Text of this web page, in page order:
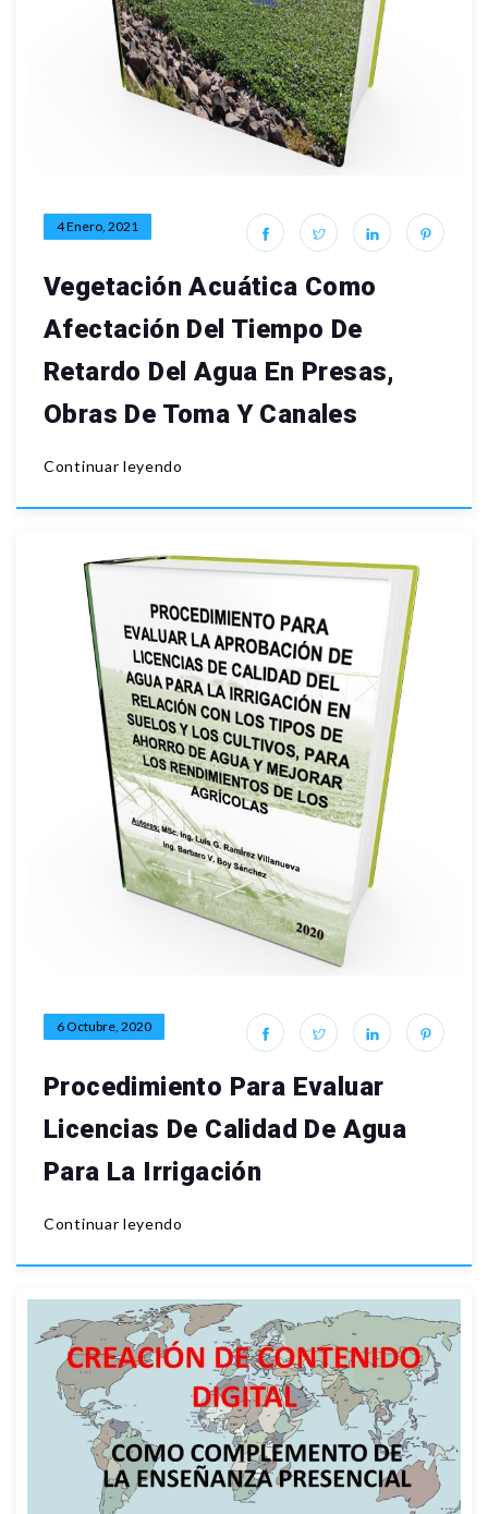
4 Enero, 2021
Vegetación Acuática Como
Afectación Del Tiempo De
Retardo Del Agua En Presas,
Obras De Toma Y Canales
Continuar leyendo
6 Octubre, 2020
Procedimiento Para Evaluar
Licencias De Calidad De Agua
Para La Irrigación
Continuar leyendo